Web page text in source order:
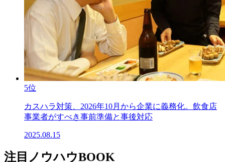
5位
カスハラ対策、2026年10月から企業に義務化。飲食店
事業者がすべき事前準備と事後対応
2025.08.15
注目ノウハウBOOK